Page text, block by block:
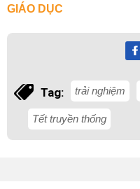
GIÁO DỤC
Tag: trải nghiệm
Tết truyền thống